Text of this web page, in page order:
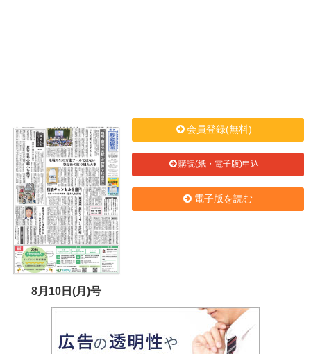
8月10日(月)号
会員登録(無料)
購読(紙・電子版)申込
電子版を読む